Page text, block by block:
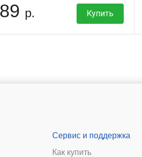
р. Купить
Сервис и поддержка
Как купить